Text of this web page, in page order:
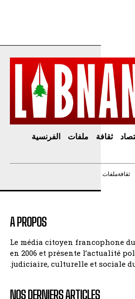
ثقافة ملفات
الفرنسية
ثقافةملفات
A PROPOS
Le média citoyen francophone
en 2006 et présente l’actualité
judiciaire, culturelle et sociale du
NOS DERNIERS ARTICLES